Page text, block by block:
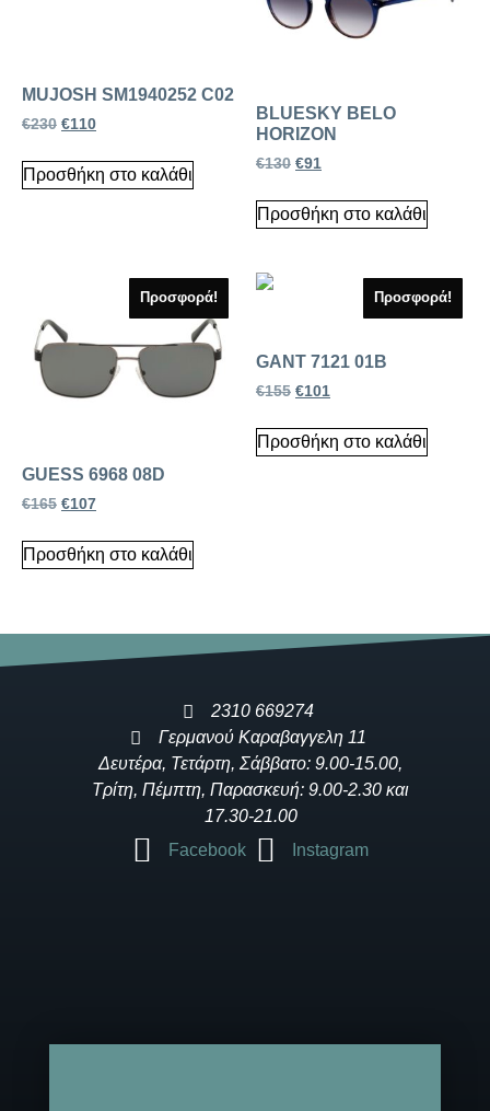
MUJOSH SM1940252 C02
€230 €110
Προσθήκη στο καλάθι
BLUESKY BELO
HORIZON
€130 €91
Προσθήκη στο καλάθι
Προσφορά!
GUESS 6968 08D
€165 €107
Προσθήκη στο καλάθι
Προσφορά!
GANT 7121 01B
€155 €101
Προσθήκη στο καλάθι
2310 669274
Γερμανού Καραβαγγελη 11
Δευτέρα, Τετάρτη, Σάββατο: 9.00-15.00,
Τρίτη, Πέμπτη, Παρασκευή: 9.00-2.30 και
17.30-21.00
Facebook
Instagram